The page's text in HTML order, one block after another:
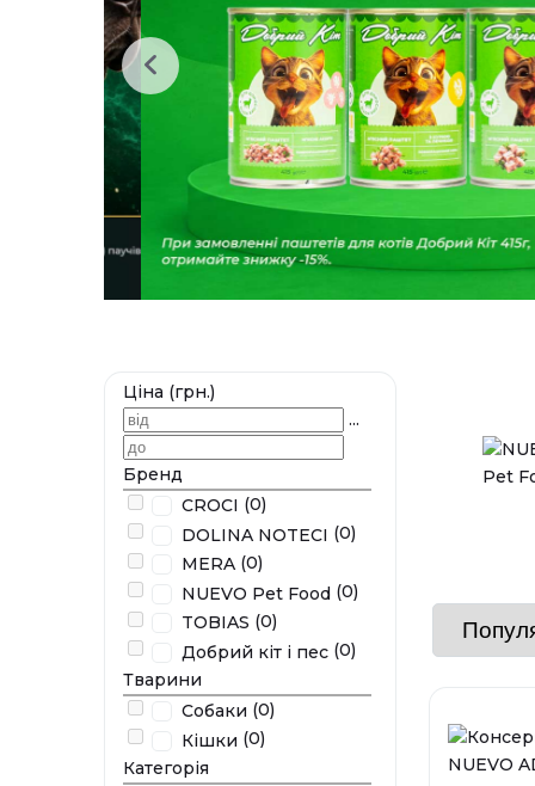
Ціна (грн.)
...
Бренд
CROCI (0)
DOLINA NOTECI (0)
MERA (0)
NUEVO Pet Food (0)
TOBIAS (0)
Добрий кiт i пес (0)
Тварини
Собаки (0)
Кішки (0)
Категорія